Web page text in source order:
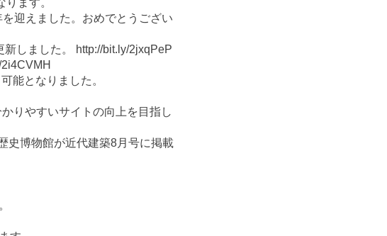
ます。
迎えました。おめでとうござい
しました。 http://bit.ly/2jxqPeP
能となりました。
りやすいサイトの向上を目指し
史博物館が近代建築8月号に掲載